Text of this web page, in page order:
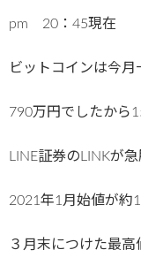
pm 20：45現在
ビットコインは今
790万円でしたから
LINE証券のLINKが
2021年1月始値が約
３月末につけた最高